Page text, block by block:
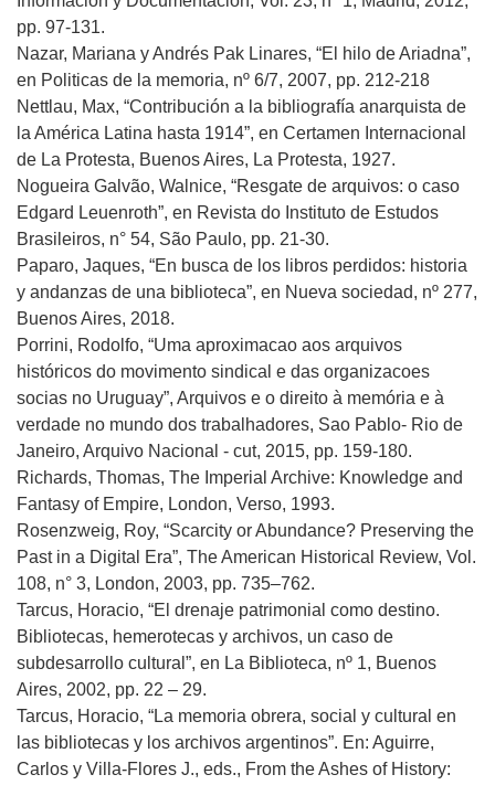
pp. 97-131.
Nazar, Mariana y Andrés Pak Linares, “El hilo de Ariadna”,
en Politicas de la memoria, nº 6/7, 2007, pp. 212-218
Nettlau, Max, “Contribución a la bibliografía anarquista de
la América Latina hasta 1914”, en Certamen Internacional
de La Protesta, Buenos Aires, La Protesta, 1927.
Nogueira Galvão, Walnice, “Resgate de arquivos: o caso
Edgard Leuenroth”, en Revista do Instituto de Estudos
Brasileiros, n° 54, São Paulo, pp. 21-30.
Paparo, Jaques, “En busca de los libros perdidos: historia
y andanzas de una biblioteca”, en Nueva sociedad, nº 277,
Buenos Aires, 2018.
Porrini, Rodolfo, “Uma aproximacao aos arquivos
históricos do movimento sindical e das organizacoes
socias no Uruguay”, Arquivos e o direito à memória e à
verdade no mundo dos trabalhadores, Sao Pablo- Rio de
Janeiro, Arquivo Nacional - cut, 2015, pp. 159-180.
Richards, Thomas, The Imperial Archive: Knowledge and
Fantasy of Empire, London, Verso, 1993.
Rosenzweig, Roy, “Scarcity or Abundance? Preserving the
Past in a Digital Era”, The American Historical Review, Vol.
108, n° 3, London, 2003, pp. 735–762.
Tarcus, Horacio, “El drenaje patrimonial como destino.
Bibliotecas, hemerotecas y archivos, un caso de
subdesarrollo cultural”, en La Biblioteca, nº 1, Buenos
Aires, 2002, pp. 22 – 29.
Tarcus, Horacio, “La memoria obrera, social y cultural en
las bibliotecas y los archivos argentinos”. En: Aguirre,
Carlos y Villa-Flores J., eds., From the Ashes of History: